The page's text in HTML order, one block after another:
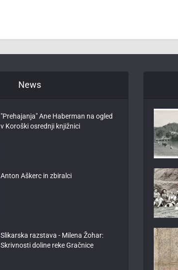
News
"Prehajanja" Ane Haberman na ogled
v Koroški osrednji knjižnici
Anton Aškerc in zbiralci
Slikarska razstava - Milena Žohar:
Skrivnosti doline reke Gračnice